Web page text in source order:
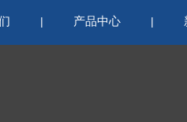
| 产品中心 |